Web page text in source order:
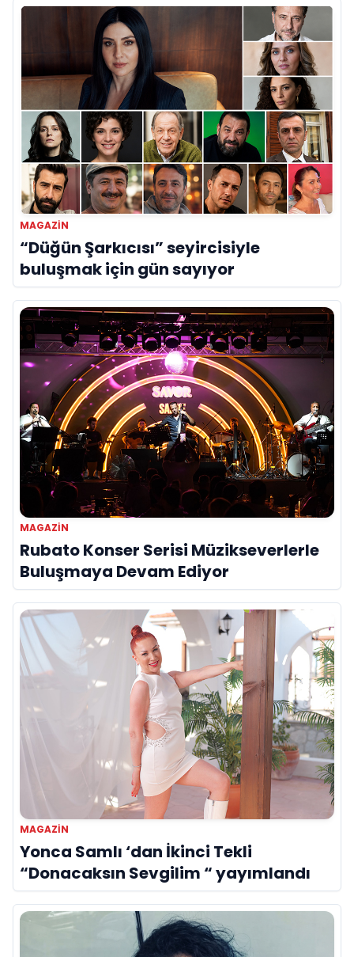
MAGAZIN
“Düğün Şarkıcısı” seyircisiyle
buluşmak için gün sayıyor
MAGAZIN
Rubato Konser Serisi Müzikseverlerle
Buluşmaya Devam Ediyor
MAGAZIN
Yonca Samlı ‘dan İkinci Tekli
“Donacaksın Sevgilim “ yayımlandı